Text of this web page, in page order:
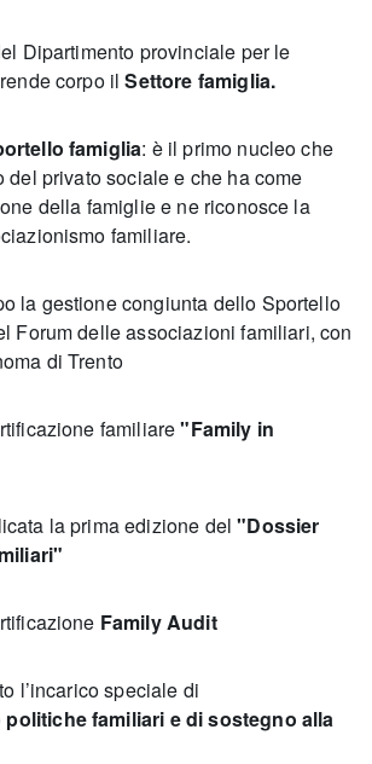
Dipartimento provinciale per le
corpo ilSettore famiglia.
famiglia: è il primo nucleo che
del privato sociale e che ha come
della famiglie e ne riconosce la
familiare.
la gestione congiunta dello Sportello
Forum delle associazioni familiari, con
di Trento
familiare"Family in
la prima edizione del"Dossier
Family Audit
l’incarico speciale di
familiari e di sostegno alla